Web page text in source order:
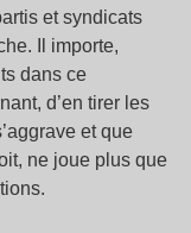
et syndicats
Il importe,
dans ce
d’en tirer les
et que
ne joue plus que